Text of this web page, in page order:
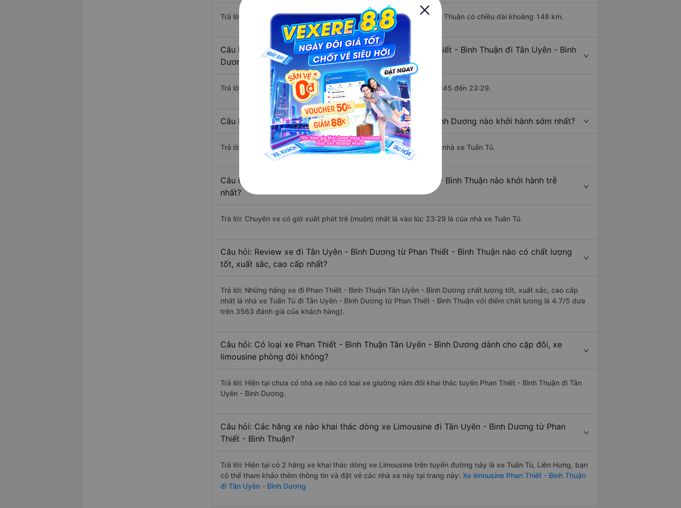
Trả lời: Đoạn đường đi Tân Uyên - Bình Dương từ Phan Thiết - Bình Thuận có chiều dài khoảng 148 km.
Câu hỏi: Mỗi ngày có bao nhiêu chuyến xe khách Phan Thiết - Bình Thuận đi Tân Uyên - Bình
Dương ?
Trả lời: Trung bình mỗi ngày có khoảng 9 chuyến xe bắt đầu từ 20:45 đến 23:29.
Câu hỏi: Nhà xe đi Phan Thiết - Bình Thuận Tân Uyên - Bình Dương nào khởi hành sớm nhất?
Trả lời: Chuyến xe có giờ xuất phát sớm nhất vào lúc 20:45 là của nhà xe Tuấn Tú.
Câu hỏi: Nhà xe đi Tân Uyên - Bình Dương từ Phan Thiết - Bình Thuận nào khởi hành trễ
nhất?
Trả lời: Chuyến xe có giờ xuất phát trễ (muộn) nhất là vào lúc 23:29 là của nhà xe Tuấn Tú.
Câu hỏi: Review xe đi Tân Uyên - Bình Dương từ Phan Thiết - Bình Thuận nào có chất lượng
tốt, xuất sắc, cao cấp nhất?
Trả lời: Những hãng xe đi Phan Thiết - Bình Thuận Tân Uyên - Bình Dương chất lượng tốt, xuất sắc, cao cấp
nhất là nhà xe Tuấn Tú đi Tân Uyên - Bình Dương từ Phan Thiết - Bình Thuận với điểm chất lượng là 4.7/5 dựa
trên 3563 đánh giá của khách hàng).
Câu hỏi: Có loại xe Phan Thiết - Bình Thuận Tân Uyên - Bình Dương dành cho cặp đôi, xe
limousine phòng đôi không?
Trả lời: Hiện tại chưa có nhà xe nào có loại xe giường nằm đôi khai thác tuyến Phan Thiết - Bình Thuận đi Tân
Uyên - Bình Dương.
Câu hỏi: Các hãng xe nào khai thác dòng xe Limousine đi Tân Uyên - Bình Dương từ Phan
Thiết - Bình Thuận?
Trả lời: Hiện tại có 2 hãng xe khai thác dòng xe Limousine trên tuyến đường này là xe Tuấn Tú, Liên Hưng, bạn
có thể tham khảo thêm thông tin và đặt vé các nhà xe này tại trang này: Xe limousine Phan Thiết - Bình Thuận
đi Tân Uyên - Bình Dương